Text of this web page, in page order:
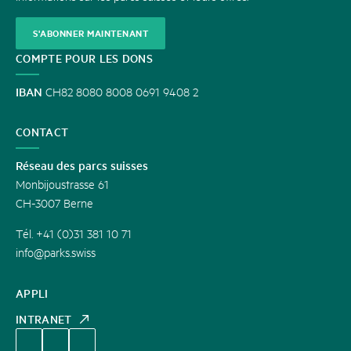
APPLI
INTRANET
S'ABONNER MAINTENANT
COMPTE POUR LES DONS
IBAN CH82 8080 8008 0691 9408 2
CONTACT
Réseau des parcs suisses
Monbijoustrasse 61
CH-3007 Berne
Tél. +41 (0)31 381 10 71
info@parks.swiss